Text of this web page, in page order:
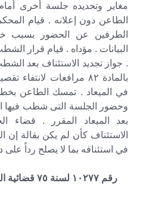
مغاير وتحديده جلسة أخرى
الطاعن دون إعلانه . قيام
الطرفين عن الحضور بسبب
البيانات . مؤداه . قيام قرار
. جواز تجديد الاستئناف بعد
بالمادة ٨٢ مرافعات
في الميعاد . تمسك الطاعن
وحضور الجلسة التى شطب فيها
بعد الميعاد المقرر . قضاء
الاستئناف كأن لم يكن بقالة إن
في استئنافه بما لا يصلح رداً
رقم ١٠٢٧٧ لسنة ٧٥ قضائية الصادر بجلسة ٢٠٠٧/٠٥/٢٧